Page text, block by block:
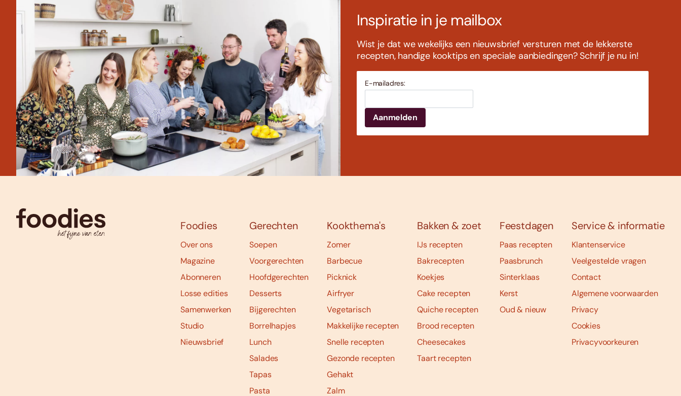
Inspiratie in je mailbox
Wist je dat we wekelijks een nieuwsbrief versturen met de lekkerste
recepten, handige kooktips en speciale aanbiedingen? Schrijf je nu in!
E-mailadres:
Foodies
Over ons
Magazine
Abonneren
Losse edities
Samenwerken
Studio
Nieuwsbrief
Gerechten
Soepen
Voorgerechten
Hoofdgerechten
Desserts
Bijgerechten
Borrelhapjes
Lunch
Salades
Tapas
Pasta
Kookthema's
Zomer
Barbecue
Picknick
Airfryer
Vegetarisch
Makkelijke recepten
Snelle recepten
Gezonde recepten
Gehakt
Zalm
Bakken & zoet
IJs recepten
Bakrecepten
Koekjes
Cake recepten
Quiche recepten
Brood recepten
Cheesecakes
Taart recepten
Feestdagen
Paas recepten
Paasbrunch
Sinterklaas
Kerst
Oud & nieuw
Service & informatie
Klantenservice
Veelgestelde vragen
Contact
Algemene voorwaarden
Privacy
Cookies
Privacyvoorkeuren